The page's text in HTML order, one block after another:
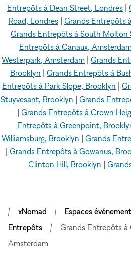
Entrepôts à Dean Street, Londres
Road, Londres| Grands Entrepôts
Grands Entrepôts à South Molton
Entrepôts à Canaux,
Westerpark, Amsterdam Grands
Brooklyn
Grands Entrepôts à
Entrepôts à Park Slope, Brooklyn
Stuyvesant, Brooklyn
Grands
Grands Entrepôts à Crown
Entrepôts à Greenpoint,
Williamsburg, Brooklyn
Grands
Grands Entrepôts à Gowanus,
Clinton Hill, Brooklyn
xNomad Espaces
Entrepôts
Grands Entrepôts à
Amsterdam